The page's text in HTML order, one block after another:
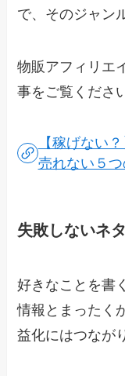
で、そのジャン
物販アフィリエ
事をご覧くださ
【稼げない
売れない５つ
失敗しないネ
好きなことを書
情報とまったく
益化にはつなが